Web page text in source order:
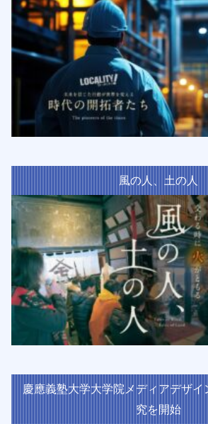
風の人、土の人
慶應義塾大学大学院メディアデザ
究を開始